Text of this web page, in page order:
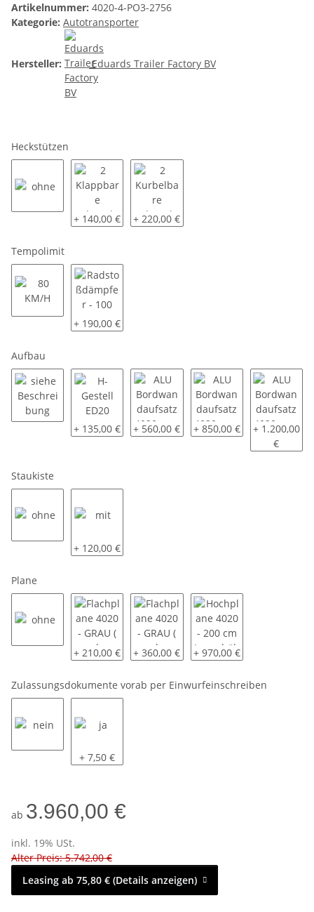
Artikelnummer: 4020-4-PO3-2756
Kategorie: Autotransporter
Hersteller: Eduards Trailer Factory BV
Heckstützen
2 Klappbare Schwerlaststützen
+ 140,00 € 2 Kurbelbare Schwerlaststützen
+ 220,00 €
Tempolimit
80 KM/HRadstoßdämpfer - 100 KM/H
+ 190,00 €
Aufbau
siehe Beschreibung
H-Gestell ED20
+ 135,00 € ALU Bordwandaufsatz 4020 - ca. 30
+ 560,00 € ALU Bordwandaufsatz
+ 850,00 € ALU
+ 1.200,00
€
Staukiste
mit
+ 120,00 €
Plane
Flachplane 4020 - GRAU ( andere Farben auf
+ 210,00 € Flachplane 4020 - GRAU ( andere
+ 360,00 € Hochplane 4020 - 200
+ 970,00 €
Zulassungsdokumente vorab per Einwurfeinschreiben
ja
+ 7,50 €
ab 3.960,00 €
inkl. 19% USt.
Alter Preis: 5.742,00 €
Leasing ab 75,80 € (Details anzeigen)